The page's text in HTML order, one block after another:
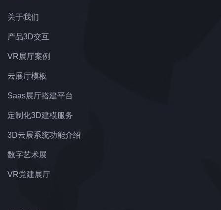
关于我们
产品3D交互
VR展厅案例
云展厅模板
Saas展厅搭建平台
定制化3D建模服务
3D云展系统功能介绍
数字艺术展
VR党建展厅